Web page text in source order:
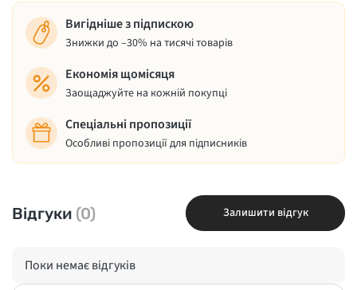
Вигідніше з підпискою
Знижки до –30% на тисячі товарів
Економія щомісяця
Заощаджуйте на кожній покупці
Спеціальні пропозиції
Особливі пропозиції для підписників
Відгуки (0) Залишити відгук
Поки немає відгуків